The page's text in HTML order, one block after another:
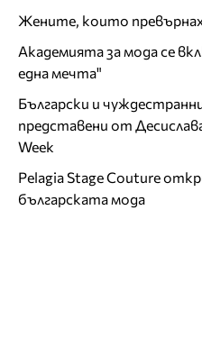
Жените, които
Академията за мода се
една мечта"
Български и
представени от
Week
Pelagia Stage Couture
българската мода